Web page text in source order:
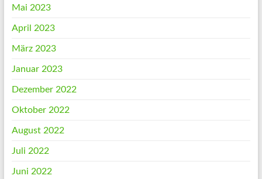
Mai 2023
April 2023
März 2023
Januar 2023
Dezember 2022
Oktober 2022
August 2022
Juli 2022
Juni 2022